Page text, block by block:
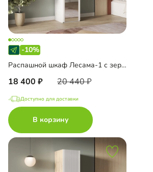
-10%
Распашной шкаф Лесама-1 с зеркалом
18 400 20 440
Доступно для доставки
В корзину